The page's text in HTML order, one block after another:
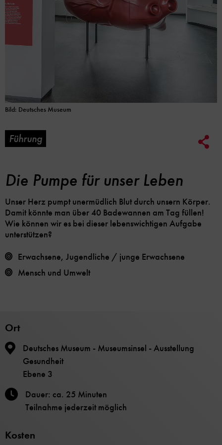
Bild: Deutsches Museum
Führung
Die Pumpe für unser Leben
Unser Herz pumpt unermüdlich Blut durch unsern Körper.
Damit könnte man über 40 Badewannen am Tag füllen!
Wie können wir es bei dieser lebenswichtigen Aufgabe
unterstützen?
Erwachsene, Jugendliche / junge Erwachsene
Mensch und Umwelt
Ort
Deutsches Museum - Museumsinsel - Ausstellung
Gesundheit
Ebene 3
Dauer: ca. 25 Minuten
Teilnahme jederzeit möglich
Kosten